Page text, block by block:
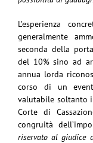
L’esperienza
generalmente
seconda della
del 10% sino ad
annua lorda
corso di un
valutabile soltanto
Corte di
congruità
riservato al giudice